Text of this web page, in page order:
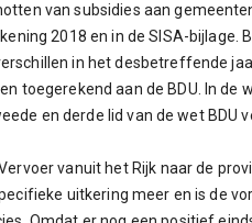
van subsidies aan
2018 en in de SISA-bijlage.
in het desbetreffende
toegerekend aan de BDU. In de
en derde lid van de wet BDU
vanuit het Rijk naar de
uitkering meer en is de